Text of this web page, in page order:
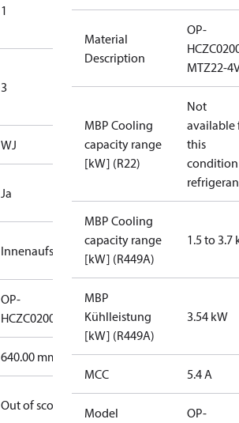
1
3
WJ
Ja
Innenaufstellung
OP-
HCZC0200UWJ300R
640.00 mm
Out of scope
Material
Description
OP-
MTZ22-
MBP Cooling
capacity range
[kW] (R22)
Not
available
this
MBP Cooling
capacity range
[kW] (R449A)
1.5 to 3.7
MBP
Kühlleistung
[kW] (R449A)
3.54 kW
MCC 5.4 A
Model
OP-